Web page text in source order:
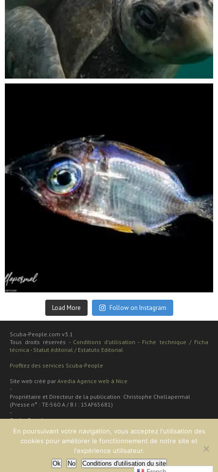
Sep 24
Load More Follow on Instagram
Scuba-People.com v3.1
Tous droits réservés - Conditions d'utilisation - Fiche technique / Ficha
técnica - Statut éditorial / Estatuto Editorial
Profitez des services Scuba-People
Site web créé par Avedia Agence web à Nice
-
Propriétaire et Directeur de la publication: Christophe Chellapermal
(Presse n° : TE-560 A / B.I : 15AF65681)
-
Scuba People
Rua cardal de são josé 48 apt
2 dt
Lisboa, PORTUGAL
EN HAUT
En poursuivant votre navigation, vous acceptez l'utilisation des
cookies pour améliorer le fonctionnement de notre site et
l'expérience utilisateur.
Ok No
Conditions d'utilisation du site